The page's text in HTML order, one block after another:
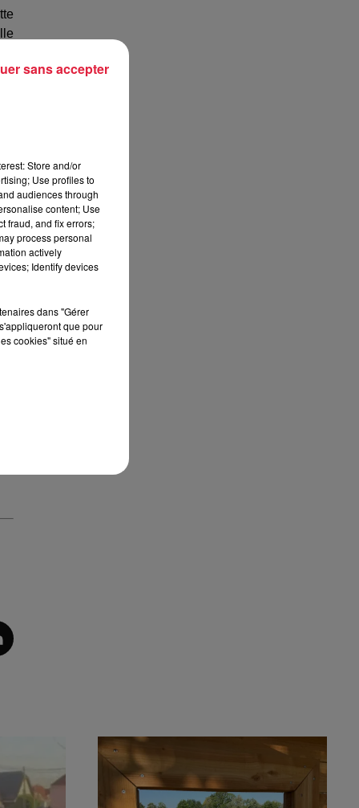
Store and/or
Use profiles to
audiences through
content; Use
fraud, and fix errors;
process personal
actively
Identify devices
dans "Gérer
que pour
cookies" situé en
sans accepter